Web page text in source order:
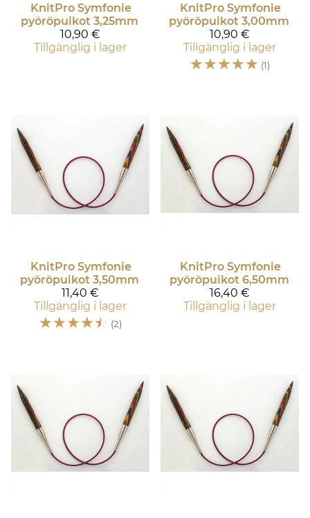
KnitPro Symfonie
pyöröpuikot 3,25mm
10,90 €
Tillgänglig i lager
KnitPro Symfonie
pyöröpuikot 3,00mm
10,90 €
Tillgänglig i lager
☆☆☆☆☆ (1)
KnitPro Symfonie
pyöröpuikot 3,50mm
11,40 €
Tillgänglig i lager
☆☆☆☆☆ (2)
KnitPro Symfonie
pyöröpuikot 6,50mm
16,40 €
Tillgänglig i lager